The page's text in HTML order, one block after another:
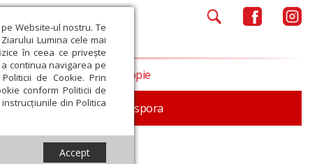
Website-ul nostru. Te
Lumina cele mai
în ceea ce privește
continua navigarea pe
de Cookie. Prin
conform Politicii de
din Politica
Accept
In memoriam Diaspora
Opinii Filantropie